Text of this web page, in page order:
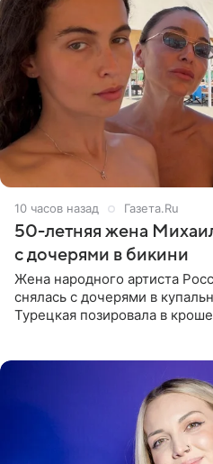
10 часов назад Газета.Ru
50-летняя жена
с дочерями в бикини
Жена народного артиста
снялась с дочерями в
Турецкая позировала в